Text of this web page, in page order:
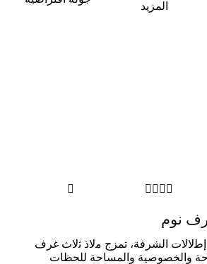
المزيد
   

نوم
إﻃلالات اﻟﺸﺮﻓﺔ، ﺗﻤﺰج ﻣلاذ ﺛلاث ﻏﺮف
واﻟﺨﺼﻮﺻﻴﺔ واﻟﻤﺴﺎﺣﺔ ﻟﻠﺤﻈﺎت